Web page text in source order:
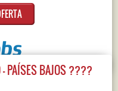
PAÍSES BAJOS ????